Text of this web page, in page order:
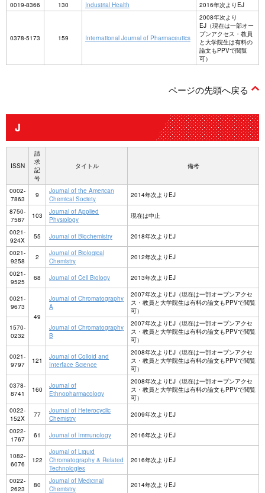
0019-8366
130 Industrial Health 2016年次よりEJ
0378-5173 159 International Journal of Pharmaceutics
2008年次より
EJ（現在は一部オー
プンアクセス・教員
と大学院生は有料の
論文もPPVで閲覧
可）
ページの先頭へ戻る
J
ISSN
請
求
記
号
タイトル 備考
0002-
7863
9
Journal of the American
Chemical Society
2014年次よりEJ
8750-
7587
103
Journal of Applied
Physiology
現在は中止
0021-
924X
55 Journal of Biochemistry
2018年次よりEJ
0021-
9258
2
Journal of Biological
Chemistry
2012年次よりEJ
0021-
9525
68 Journal of Cell Biology 2013年次よりEJ
0021-
9673
49
Journal of Chromatography
A
2007年次よりEJ（現在は一部オープンアクセ
ス・教員と大学院生は有料の論文もPPVで閲覧
可）
1570-
0232
Journal of Chromatography
B
2007年次よりEJ（現在は一部オープンアクセ
ス・教員と大学院生は有料の論文もPPVで閲覧
可）
0021-
9797
121
Journal of Colloid and
Interface Science
2008年次よりEJ（現在は一部オープンアクセ
ス・教員と大学院生は有料の論文もPPVで閲覧
可）
0378-
8741
160
Journal of
Ethnopharmacology
2008年次よりEJ（現在は一部オープンアクセ
ス・教員と大学院生は有料の論文もPPVで閲覧
可）
0022-
152X
77
Journal of Heterocyclic
Chemistry
2009年次よりEJ
0022-
1767
61 Journal of Immunology 2016年次よりEJ
1082-
6076
122
Journal of Liquid
Chromatography & Related
Technologies
2016年次よりEJ
0022-
2623
80
Journal of Medicinal
Chemistry
2014年次よりEJ